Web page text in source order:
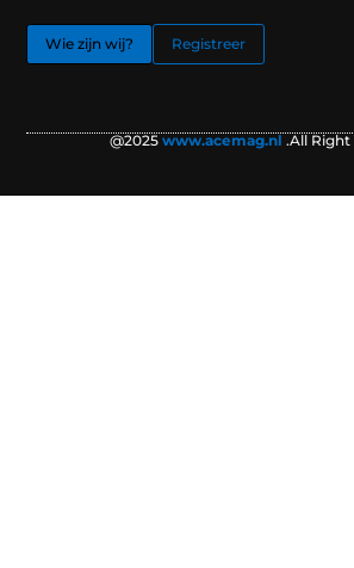
Wie zijn wij? Registreer
@2025www.acemag.nl .All Right